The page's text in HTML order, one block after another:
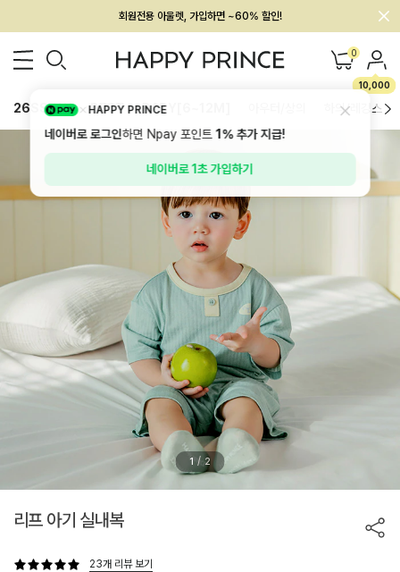
회원전용 아울렛, 가입하면 ~60% 할인!
멤버십 최대 28,000원 혜택 0
10,000
26SS 신상 BEST BABY[6~12M] 하의/레깅스
1 / 2
리프 아기 실내복
23개 리뷰 보기
HAPPY PRINCE
네이버로 로그인하면 Npay 포인트1%추가 지급!
네이버로 1초 가입하기